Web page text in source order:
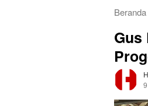
Beranda
Gus